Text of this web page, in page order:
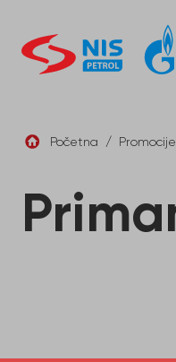
content
Početna / Promocije